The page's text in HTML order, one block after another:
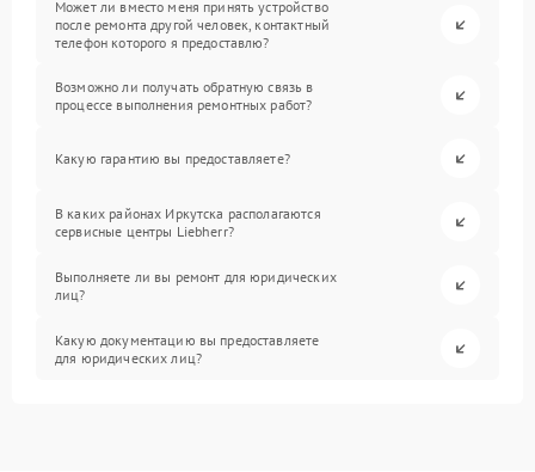
Может ли вместо меня принять устройство
после ремонта другой человек, контактный
телефон которого я предоставлю?
Возможно ли получать обратную связь в
процессе выполнения ремонтных работ?
Какую гарантию вы предоставляете?
В каких районах Иркутска располагаются
сервисные центры Liebherr?
Выполняете ли вы ремонт для юридических
лиц?
Какую документацию вы предоставляете
для юридических лиц?